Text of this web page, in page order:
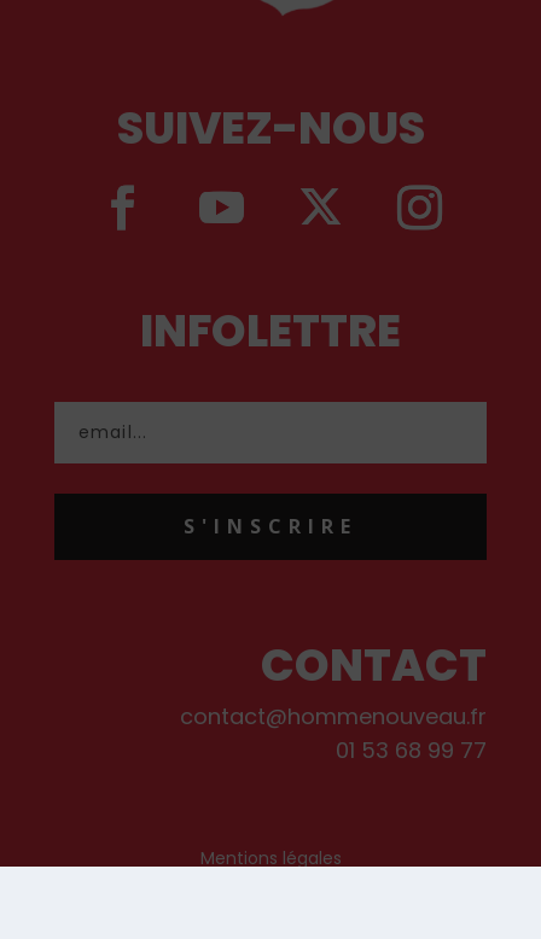
SUIVEZ-NOUS
INFOLETTRE
S'INSCRIRE
CONTACT
contact@hommenouveau.fr
01 53 68 99 77
Mentions légales